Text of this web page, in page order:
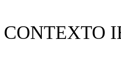
CONTEXTO